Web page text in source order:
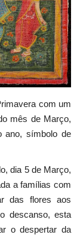
com um
mês de Março,
ano, símbolo de
dia 5 de Março,
a famílias com
das flores aos
descanso, esta
o despertar da